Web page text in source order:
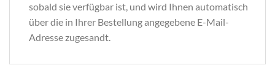
sobald sie verfügbar ist, und wird Ihnen automatisch
über die in Ihrer Bestellung angegebene E-Mail-
Adresse zugesandt.